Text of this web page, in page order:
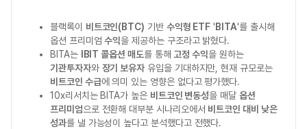
블랙록이 비트코인(BTC) 기반 수익형 ETF 'BITA'를 출시해
옵션 프리미엄수익을 제공하는 구조라고 밝혔다.
BITA는
IBIT 콜옵션 매도를 통해 고정 수익을 원하는
기관투자자와 장기 보유자 유입을 기대하지만, 현재 규모로는
비트코인 수급에 의미 있는 영향은 없다고 평가했다.
10x리서치는 BITA가 높은 비트코인 변동성을 매달 옵션
프리미엄으로 전환해 대부분 시나리오에서 비트코인 대비 낮은
성과를 낼 가능성이 높다고 분석했다고 전했다.